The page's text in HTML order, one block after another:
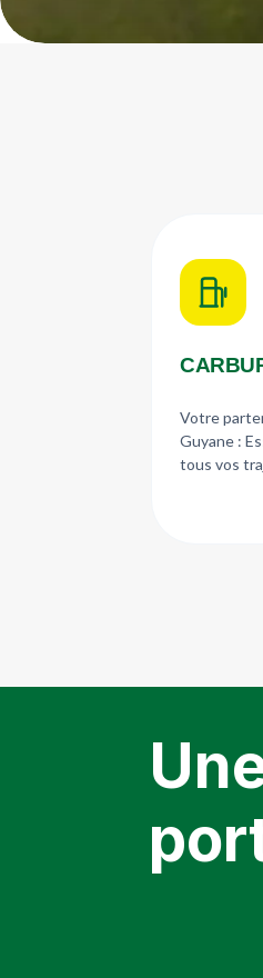
Votre
Guyane :
tous vos